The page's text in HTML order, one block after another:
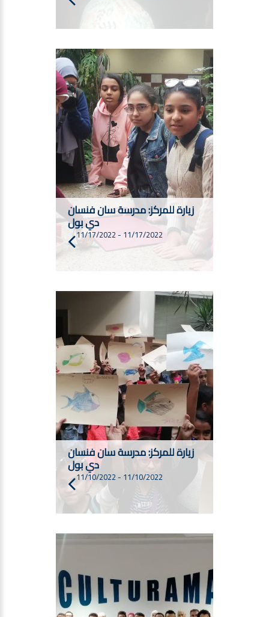
زيارة للمركز: مدرسة سان فنسان
دي بول
11/17/2022
-
11/17/2022
زيارة للمركز: مدرسة سان فنسان
دي بول
11/10/2022
-
11/10/2022